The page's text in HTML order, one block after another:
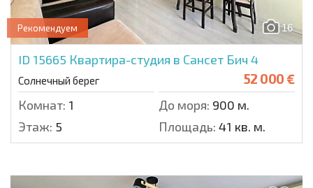
16
Рекомендуем
ID 15665 Квартира-студия в Сансет Бич 4
Солнечный берег 52 000 €
Комнат: 1 До моря: 900 м.
Этаж: 5 Площадь: 41 кв. м.